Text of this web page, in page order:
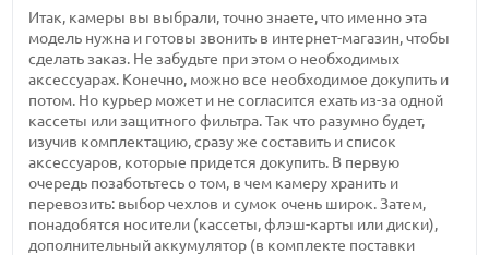
Итак, камеры вы выбрали, точно знаете, что именно эта
модель нужна и готовы звонить в интернет-магазин, чтобы
сделать заказ. Не забудьте при этом о необходимых
аксессуарах. Конечно, можно все необходимое докупить и
потом. Но курьер может и не согласится ехать из-за одной
кассеты или защитного фильтра. Так что разумно будет,
изучив комплектацию, сразу же составить и список
аксессуаров, которые придется докупить. В первую
очередь позаботьтесь о том, в чем камеру хранить и
перевозить: выбор чехлов и сумок очень широк. Затем,
понадобятся носители (кассеты, флэш-карты или диски),
дополнительный аккумулятор (в комплекте поставки